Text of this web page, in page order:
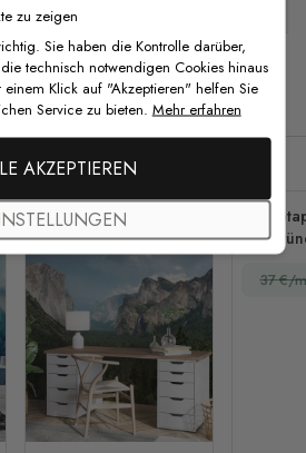
Produkte
37 €/
zu zeigen
Sie haben die Kontrolle darüber,
technisch notwendigen Cookies hinaus
Klick auf "Akzeptieren" helfen Sie
Service zu bieten. Mehr erfahren
AKZEPTIEREN